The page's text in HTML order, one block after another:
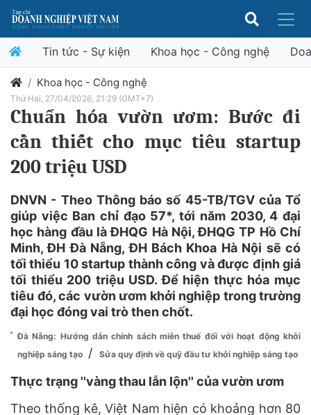
Tin tức - Sự kiện Khoa học - Công nghệ
Khoa học - Công nghệ
Thứ Hai, 27/04/2026, 21:29 (GMT+7)
Chuẩn hóa vườn ươm: Bước đi
cần thiết cho mục tiêu startup
200 triệu USD
DNVN - Theo Thông báo số 45-TB/TGV của Tổ
giúp việc Ban chỉ đạo 57*, tới năm 2030, 4 đại
học hàng đầu là ĐHQG Hà Nội, ĐHQG TP Hồ Chí
Minh, ĐH Đà Nẵng, ĐH Bách Khoa Hà Nội sẽ có
tối thiểu 10 startup thành công và được định giá
tối thiểu 200 triệu USD. Để hiện thực hóa mục
tiêu đó, các vườn ươm khởi nghiệp trong trường
đại học đóng vai trò then chốt.
Đà Nẵng: Hướng dẫn chính sách miễn thuế đối với hoạt động khởi
nghiệp sáng tạo / Sửa quy định về quỹ đầu tư khởi nghiệp sáng tạo
Thực trạng ''vàng thau lẫn lộn'' của vườn ươm
Theo thống kê, Việt Nam hiện có khoảng hơn 80